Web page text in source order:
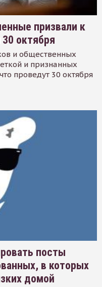
призвали к
октября
и общественных
и признанных
проведут 30 октября
посты
в которых
домой